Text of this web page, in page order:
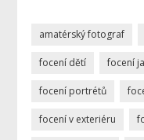
amatérský fotograf
focení dětí focení
focení portrétů
focení v exteriéru